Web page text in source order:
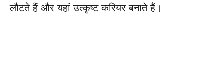
लौटते हैं और यहां उत्कृष्ट करियर बनाते हैं।